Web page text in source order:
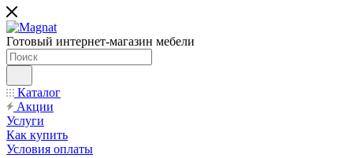
Готовый интернет-магазин мебели
Каталог
Акции
Услуги
Как купить
Условия оплаты